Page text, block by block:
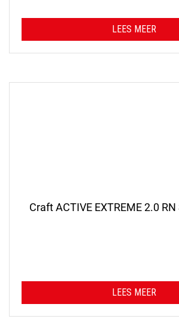
LEES MEER
Craft ACTIVE EXTREME 2.0 RN
LEES MEER